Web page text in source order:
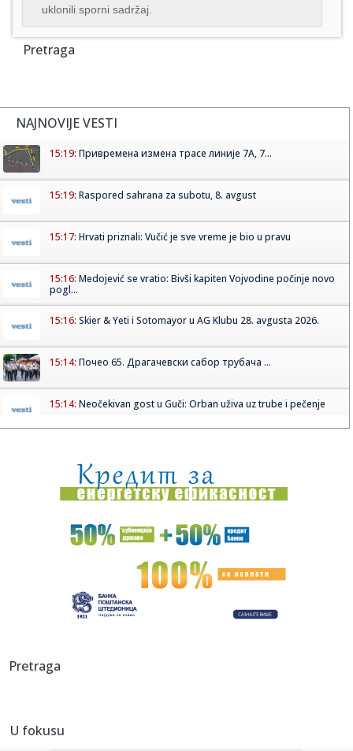
uklonili sporni sadržaj.
Pretraga
NAJNOVIJE VESTI
15:19: Привремена измена трасе линије 7А, 7...
15:19: Raspored sahrana za subotu, 8. avgust
15:17: Hrvati priznali: Vučić je sve vreme je bio u pravu
15:16: Medojević se vratio: Bivši kapiten Vojvodine počinje novo
pogl...
15:16: Skier & Yeti i Sotomayor u AG Klubu 28. avgusta 2026.
15:14: Почео 65. Драгачевски сабор трубача ...
15:14: Neočekivan gost u Guči: Orban uživa uz trube i pečenje
15:14:Nagel: Saudijska Arabija je "tigar od papira"
15:13:"Freshwave" prve večeri "zapalio" zidine Kastela
"Michael 2" sve bliži početku produkcije
15:13:Poruka je poslata; "Ostavite nuklearno oružje... Igrate se s
pla...
15:10:
Pretraga
U fokusu